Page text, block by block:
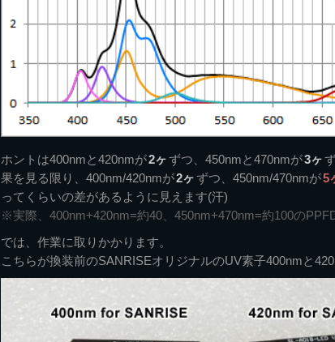
ホントは400nmと420nmが2ヶずつ、450nmと470nmが3ヶ
果を見る限り、400nm/420nmが2ヶずつ、450nm/470nmが5
ってくらいの差があるように見えます(汗)
※実際、400nm+420nm=約40、450nm+470nm=約100の
では、作業に取りかかります。
こちらが換装前のSANRISEオリジナルのUV素子400nmと